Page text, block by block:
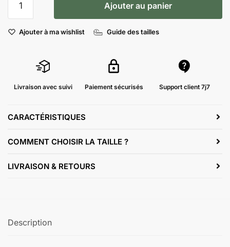
Ajouter au panier
Ajouter à ma wishlist Guide des tailles
Livraison avec suivi Paiement sécurisés Support client 7j7
CARACTÉRISTIQUES
COMMENT CHOISIR LA TAILLE ?
LIVRAISON & RETOURS
Description